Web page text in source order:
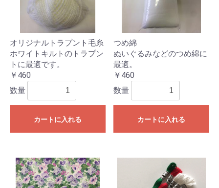
オリジナルトラプント毛糸
ホワイトキルトのトラプン
トに最適です。
￥460
数量
カートに入れる
つめ綿
ぬいぐるみなどのつめ綿に
最適。
￥460
数量
カートに入れる